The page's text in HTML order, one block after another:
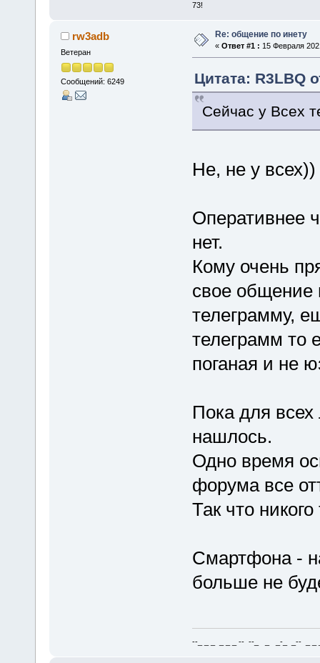
73!
rw3adb
Ветеран
Сообщений: 6249
Re: общение по инету
« Ответ #1 : 15 Февраля
Цитата: R3LBQ
Сейчас у Всех
Не, не у всех))
Оперативнее
нет.
Кому очень
свое общение
телеграмму,
телеграмм то
поганая и не
Пока для всех
нашлось.
Одно время
форума все
Так что
Смартфона -
больше не
--_ _ _ _ _ _ -- --_ _ _-_ _-- _ _